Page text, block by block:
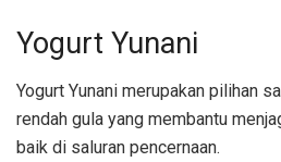
Yogurt Yunani
Yogurt Yunani merupakan pilihan
rendah gula yang membantu
baik di saluran pencernaan.